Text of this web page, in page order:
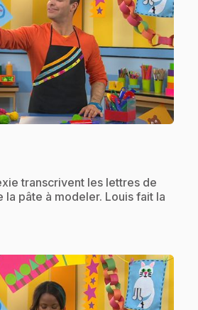
transcrivent les lettres de
pâte à modeler. Louis fait la